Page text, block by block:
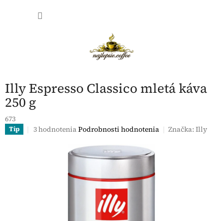
Illy Espresso Classico mletá káva
250 g
673
Tip
Priemerné
3 hodnoteniaPodrobnosti hodnotenia Značka: Illy